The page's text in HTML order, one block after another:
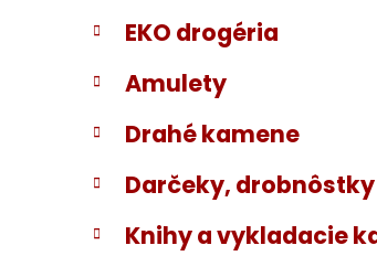
EKO drogéria
Amulety
Drahé kamene
Darčeky, drobnôstky
Knihy a vykladacie